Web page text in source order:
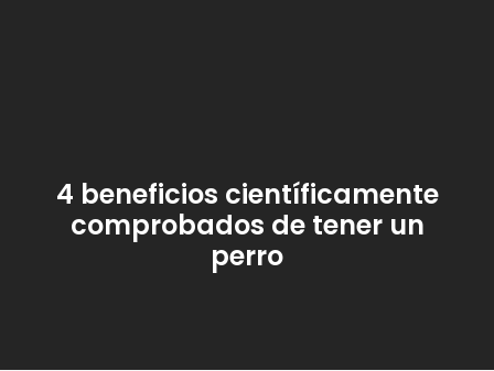
4 beneficios científicamente
comprobados de tener un
perro